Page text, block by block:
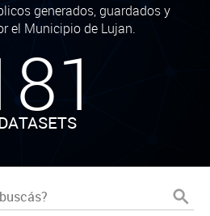
generados, guardados y
el Municipio de Lujan.